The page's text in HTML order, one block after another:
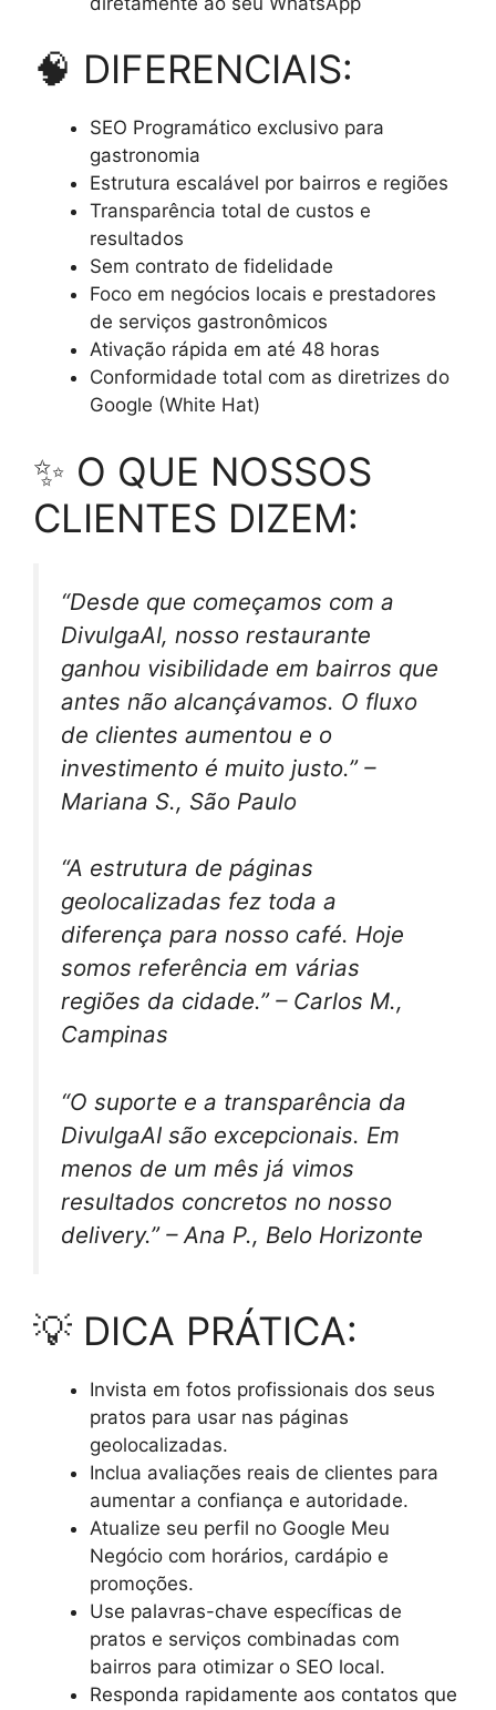
🧠 DIFERENCIAIS:
SEO Programático exclusivo para
gastronomia
Estrutura escalável por bairros e regiões
Transparência total de custos e
resultados
Sem contrato de fidelidade
Foco em negócios locais e prestadores
de serviços gastronômicos
Ativação rápida em até 48 horas
Conformidade total com as diretrizes do
Google (White Hat)
✨ O QUE NOSSOS
CLIENTES DIZEM:
“Desde que começamos com a
DivulgaAI, nosso restaurante
ganhou visibilidade em bairros que
antes não alcançávamos. O fluxo
de clientes aumentou e o
investimento é muito justo.” –
Mariana S., São Paulo
“A estrutura de páginas
geolocalizadas fez toda a
diferença para nosso café. Hoje
somos referência em várias
regiões da cidade.” – Carlos M.,
Campinas
“O suporte e a transparência da
DivulgaAI são excepcionais. Em
menos de um mês já vimos
resultados concretos no nosso
delivery.” – Ana P., Belo Horizonte
💡 DICA PRÁTICA:
Invista em fotos profissionais dos seus
pratos para usar nas páginas
geolocalizadas.
Inclua avaliações reais de clientes para
aumentar a confiança e autoridade.
Atualize seu perfil no Google Meu
Negócio com horários, cardápio e
promoções.
Use palavras-chave específicas de
pratos e serviços combinadas com
bairros para otimizar o SEO local.
Responda rapidamente aos contatos que